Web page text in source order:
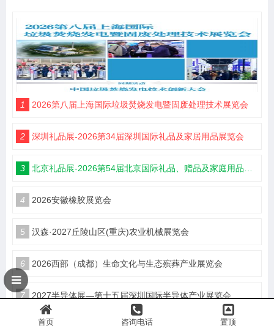
1 2026第八届上海国际垃圾焚烧发电暨固废处理技术展览会
2 深圳礼品展-2026第34届深圳国际礼品及家居用品展览会
3 北京礼品展-2026第54届北京国际礼品、赠品及家庭用品展览会
4 2026安徽橡胶展览会
5 汉森·2027丘陵山区(重庆)农业机械展览会
6 2026西部（成都）生命文化与生态殡葬产业展览会
7 2027半导体展—第十五届深圳国际半导体产业展览会
2026广西国际矿业展览会
首页 咨询电话 置顶